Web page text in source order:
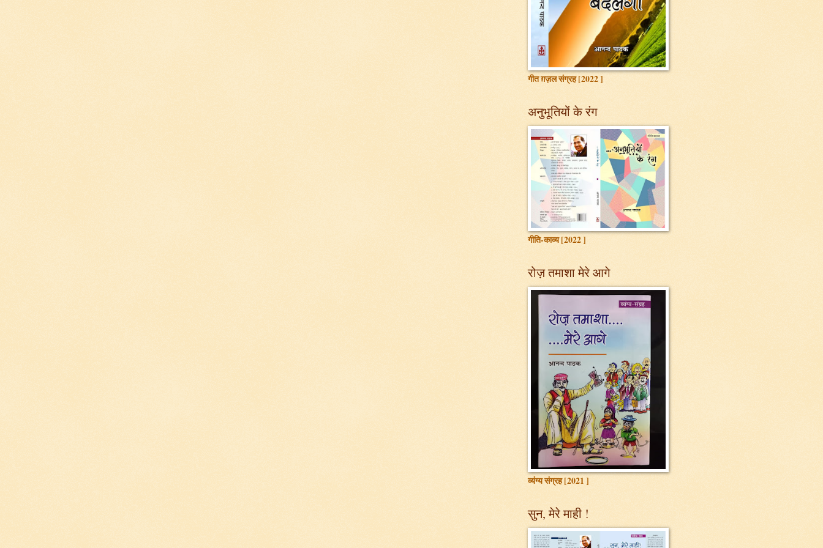
गीत ग़ज़ल संग्रह [2022 ]
अनुभूतियों के रंग
गीति-काव्य [2022 ]
रोज़ तमाशा मेरे आगे
व्यंग्य संग्रह [2021 ]
सुन, मेरे माही !